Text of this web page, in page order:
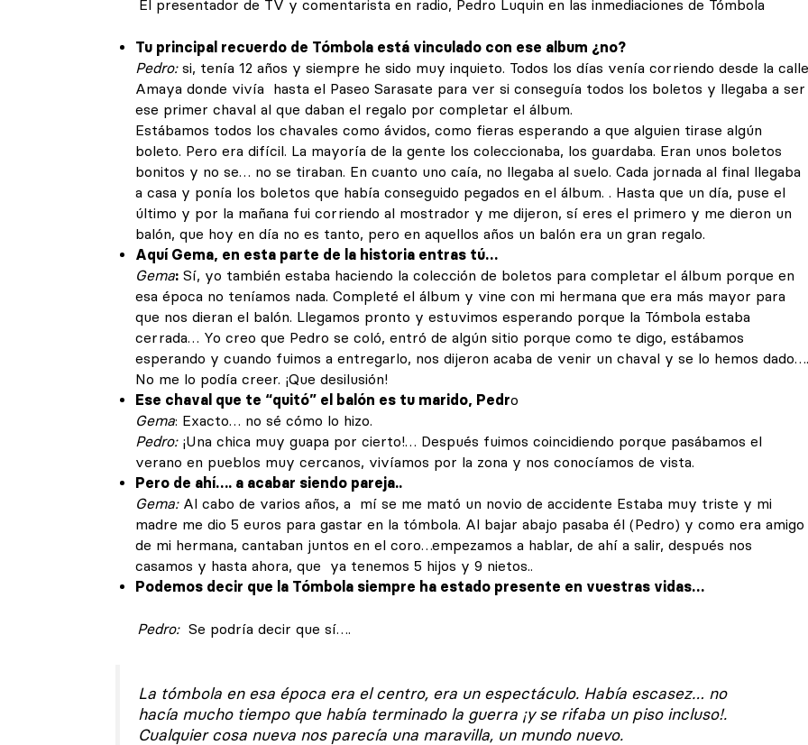
El presentador de TV y comentarista en radio, Pedro Luquin en las inmediaciones de Tómbola
Tu principal recuerdo de Tómbola está vinculado con ese album ¿no?
Pedro:si, tenía 12 años y siempre he sido muy inquieto. Todos los días venía corriendo desde la calle
Amaya donde vivía hasta el Paseo Sarasate para ver si conseguía todos los boletos y llegaba a ser
ese primer chaval al que daban el regalo por completar el álbum.
Estábamos todos los chavales como ávidos, como fieras esperando a que alguien tirase algún
boleto. Pero era difícil. La mayoría de la gente los coleccionaba, los guardaba. Eran unos boletos
bonitos y no se… no se tiraban. En cuanto uno caía, no llegaba al suelo. Cada jornada al final llegaba
a casa y ponía los boletos que había conseguido pegados en el álbum. . Hasta que un día, puse el
último y por la mañana fui corriendo al mostrador y me dijeron, sí eres el primero y me dieron un
balón, que hoy en día no es tanto, pero en aquellos años un balón era un gran regalo.
Aquí Gema, en esta parte de la historia entras tú…
Gema: Sí, yo también estaba haciendo la colección de boletos para completar el álbum porque en
esa época no teníamos nada. Completé el álbum y vine con mi hermana que era más mayor para
que nos dieran el balón. Llegamos pronto y estuvimos esperando porque la Tómbola estaba
cerrada… Yo creo que Pedro se coló, entró de algún sitio porque como te digo, estábamos
esperando y cuando fuimos a entregarlo, nos dijeron acaba de venir un chaval y se lo hemos dado….
No me lo podía creer. ¡Que desilusión!
Ese chaval que te “quitó” el balón es tu marido, Pedro
Gema: Exacto… no sé cómo lo hizo.
Pedro: ¡Una chica muy guapa por cierto!… Después fuimos coincidiendo porque pasábamos el
verano en pueblos muy cercanos, vivíamos por la zona y nos conocíamos de vista.
Pero de ahí…. a acabar siendo pareja..
Gema:Al cabo de varios años, a mí se me mató un novio de accidente Estaba muy triste y mi
madre me dio 5 euros para gastar en la tómbola. Al bajar abajo pasaba él (Pedro) y como era amigo
de mi hermana, cantaban juntos en el coro…empezamos a hablar, de ahí a salir, después nos
casamos y hasta ahora, que ya tenemos 5 hijos y 9 nietos..
Podemos decir que la Tómbola siempre ha estado presente en vuestras vidas…
Pedro: Se podría decir que sí….
La tómbola en esa época era el centro, era un espectáculo. Había escasez… no
hacía mucho tiempo que había terminado la guerra ¡y se rifaba un piso incluso!.
Cualquier cosa nueva nos parecía una maravilla, un mundo nuevo.